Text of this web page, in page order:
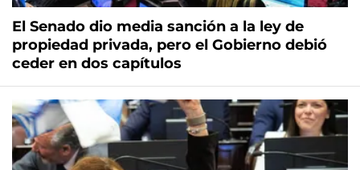
El Senado dio media sanción a la ley de
propiedad privada, pero el Gobierno debió
ceder en dos capítulos